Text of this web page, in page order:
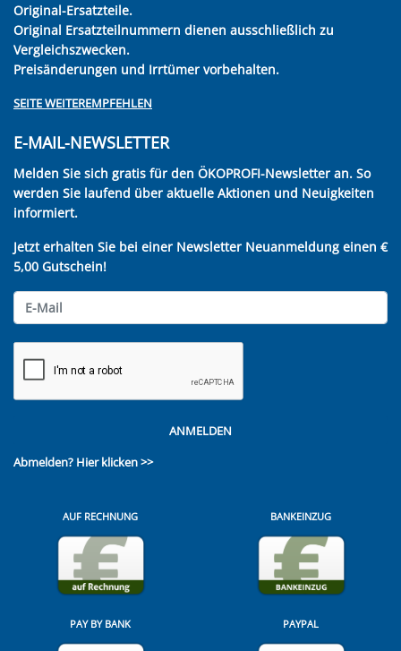
Original-Ersatzteile.
Original Ersatzteilnummern dienen ausschließlich zu
Vergleichszwecken.
Preisänderungen und Irrtümer vorbehalten.
SEITE WEITEREMPFEHLEN
E-MAIL-NEWSLETTER
Melden Sie sich gratis für den ÖKOPROFI-Newsletter an. So
werden Sie laufend über aktuelle Aktionen und Neuigkeiten
informiert.
Jetzt erhalten Sie bei einer Newsletter Neuanmeldung einen €
5,00 Gutschein!
ANMELDEN
Abmelden? Hier klicken >>
AUF RECHNUNG BANKEINZUG
PAY BY BANK PAYPAL